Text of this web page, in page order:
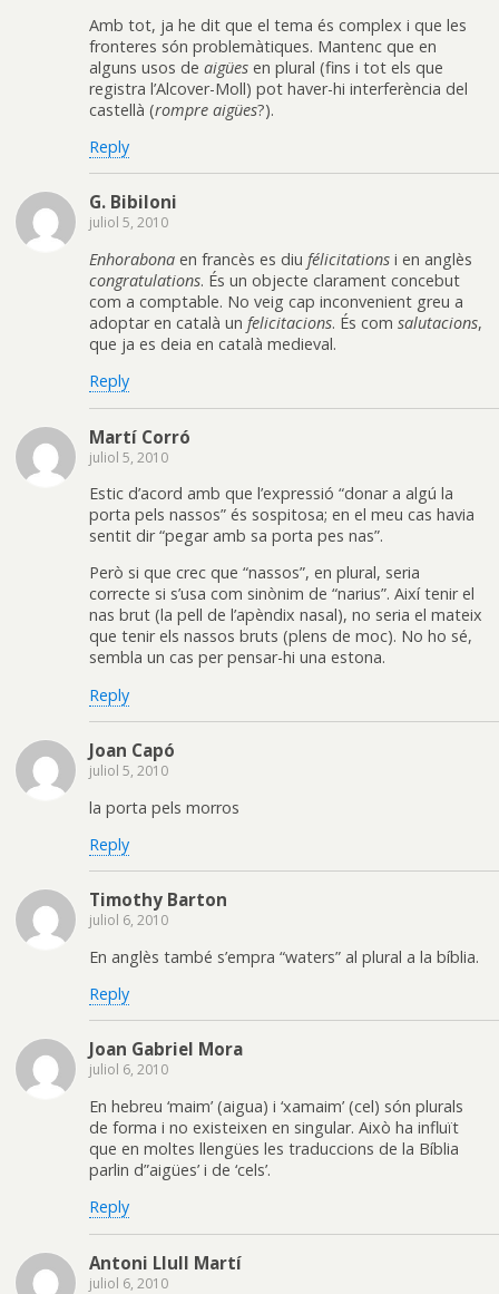
Amb tot, ja he dit que el tema és complex i que les
fronteres són problemàtiques. Mantenc que en
alguns usos de aigües en plural (fins i tot els que
registra l’Alcover-Moll) pot haver-hi interferència del
castellà (rompre aigües?).
Reply
G. Bibiloni
juliol 5, 2010
Enhorabona en francès es diu félicitations i en anglès
congratulations. És un objecte clarament concebut
com a comptable. No veig cap inconvenient greu a
adoptar en català un felicitacions. És com salutacions,
que ja es deia en català medieval.
Reply
Martí Corró
juliol 5, 2010
Estic d’acord amb que l’expressió “donar a algú la
porta pels nassos” és sospitosa; en el meu cas havia
sentit dir “pegar amb sa porta pes nas”.
Però si que crec que “nassos”, en plural, seria
correcte si s’usa com sinònim de “narius”. Així tenir el
nas brut (la pell de l’apèndix nasal), no seria el mateix
que tenir els nassos bruts (plens de moc). No ho sé,
sembla un cas per pensar-hi una estona.
Reply
Joan Capó
juliol 5, 2010
la porta pels morros
Reply
Timothy Barton
juliol 6, 2010
En anglès també s’empra “waters” al plural a la bíblia.
Reply
Joan Gabriel Mora
juliol 6, 2010
En hebreu ‘maim’ (aigua) i ‘xamaim’ (cel) són plurals
de forma i no existeixen en singular. Això ha influït
que en moltes llengües les traduccions de la Bíblia
parlin d”aigües’ i de ‘cels’.
Reply
Antoni Llull Martí
juliol 6, 2010